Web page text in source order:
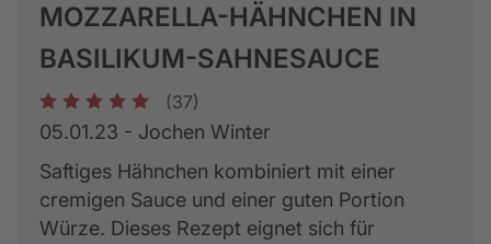
MOZZARELLA-HÄHNCHEN IN
BASILIKUM-SAHNESAUCE
1 2 3 4 5 (37)
05.01.23 - Jochen Winter
Saftiges Hähnchen kombiniert mit einer
cremigen Sauce und einer guten Portion
Würze. Dieses Rezept eignet sich für